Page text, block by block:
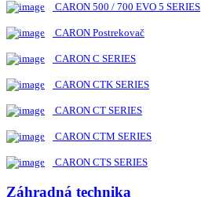
CARON 500 / 700 EVO 5 SERIES
CARON Postrekovač
CARON C SERIES
CARON CTK SERIES
CARON CT SERIES
CARON CTM SERIES
CARON CTS SERIES
Záhradná technika